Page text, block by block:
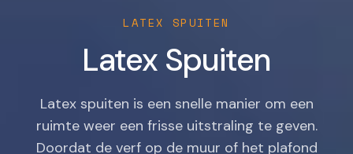
LATEX SPUITEN
Latex Spuiten
Latex spuiten is een snelle manier om een
ruimte weer een frisse uitstraling te geven.
Doordat de verf op de muur of het plafond